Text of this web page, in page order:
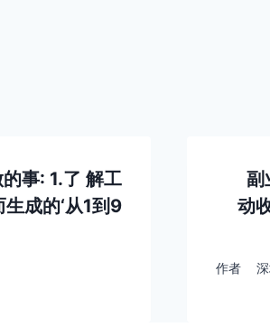
事: 1.了 解工
成的‘从1到9
副
动
作者